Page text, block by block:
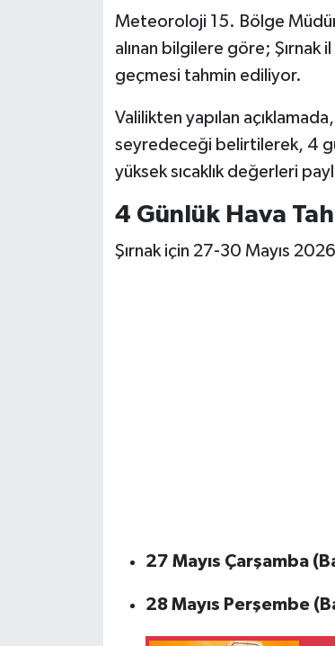
Meteoroloji 15. Bölge
alınan bilgilere göre; Şırnak
geçmesi tahmin ediliyor.
Valilikten yapılan
seyredeceği belirtilerek, 4
yüksek sıcaklık değerleri
4 Günlük Hava
Şırnak için 27-30 Mayıs
27 Mayıs Çarşamba
28 Mayıs Perşembe